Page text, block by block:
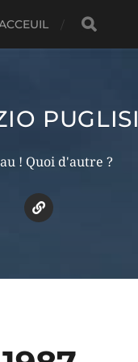
PUGLISI
! Quoi d'autre ?